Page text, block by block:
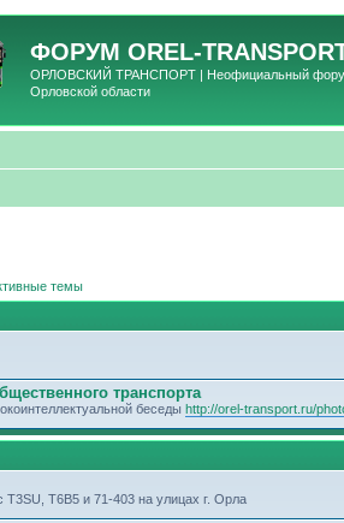
ФОРУМ OREL-
ОРЛОВСКИЙ ТРАНСПОРТ | Неофициальный форум
Орловской области
темы
транспорта
беседы http://orel-transport.ru/
T3SU, T6B5 и 71-403 на улицах г. Орла